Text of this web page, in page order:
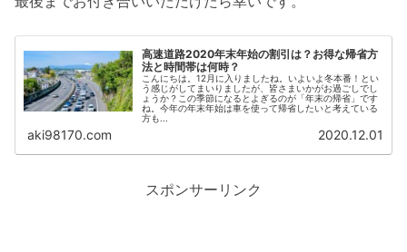
高速道路2020年末年始の割引は？お得な帰省方
法と時間帯は何時？
こんにちは。12月に入りましたね。いよいよ冬本番！とい
う感じがしてまいりましたが、皆さまいかがお過ごしでし
ょうか？この季節になるとよぎるのが「年末の帰省」です
ね。今年の年末年始は車を使って帰省したいと考えている
方も...
aki98170.com 2020.12.01
スポンサーリンク